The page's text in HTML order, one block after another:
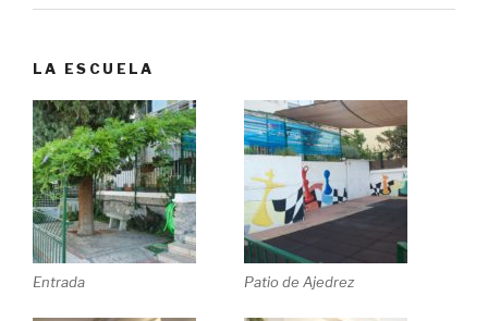
LA ESCUELA
Entrada Patio de Ajedrez